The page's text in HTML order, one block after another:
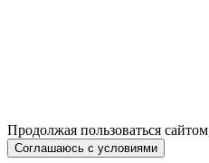
Продолжая пользоваться
Соглашаюсь с условиями